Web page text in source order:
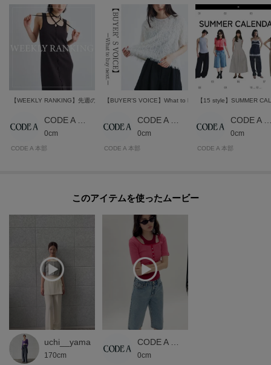
【WEEKLY RANKING】先週の人気アイテムトップ10
0cm
CODE A 本部
【BUYER’S VOICE】What to buy next.
0cm
CODE A 本部
【15 style】SUMMER
0cm
CODE A 本部
このアイテムを使ったムービー
uchi__yama
170cm 0cm